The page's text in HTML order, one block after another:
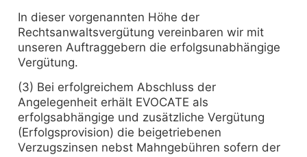
In dieser vorgenannten Höhe der
Rechtsanwaltsvergütung vereinbaren wir mit
unseren Auftraggebern die erfolgsunabhängige
Vergütung.
(3) Bei erfolgreichem Abschluss der
Angelegenheit erhält EVOCATE als
erfolgsabhängige und zusätzliche Vergütung
(Erfolgsprovision) die beigetriebenen
Verzugszinsen nebst Mahngebühren sofern der